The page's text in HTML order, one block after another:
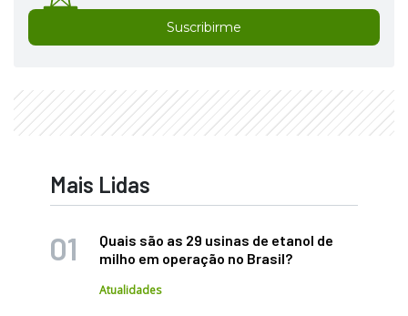
Suscribirme
Mais Lidas
Quais são as 29 usinas de etanol de
milho em operação no Brasil?
Atualidades